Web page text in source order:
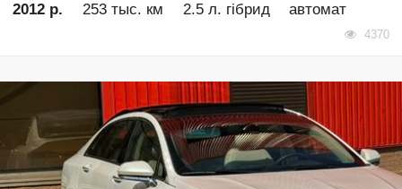
2012 р.
253 тыс. км 2.5 л. гібрид автомат
4370